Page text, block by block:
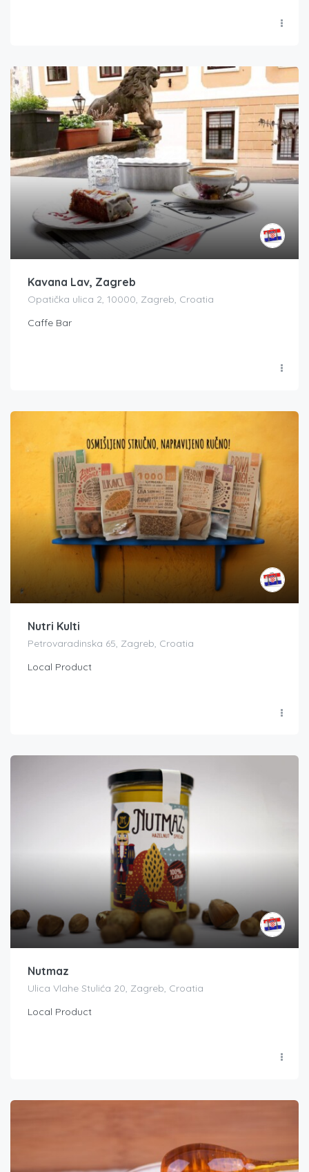
Kavana Lav, Zagreb
Opatička ulica 2, 10000, Zagreb, Croatia
Caffe Bar
Nutri Kulti
Petrovaradinska 65, Zagreb, Croatia
Local Product
Nutmaz
Ulica Vlahe Stulića 20, Zagreb, Croatia
Local Product